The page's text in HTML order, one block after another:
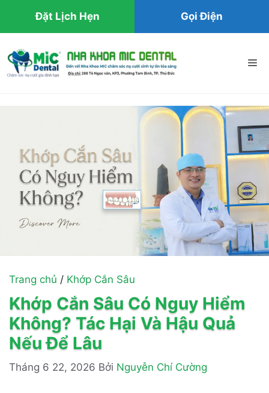
đến
Trang chủ / Khớp Cắn Sâu
Khớp Cắn Sâu Có Nguy Hiểm
Không? Tác Hại Và Hậu Quả
Nếu Để Lâu
Tháng 6 22, 2026 Bởi Nguyễn Chí Cường
Đặt Lịch Hẹn Gọi Điện